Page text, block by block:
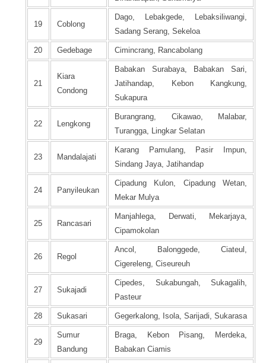
19 Coblong
Dago, Lebakgede, Lebaksiliwangi,
Sadang Serang, Sekeloa
20 Gedebage Cimincrang, Rancabolang
21
Kiara
Condong
Babakan Surabaya, Babakan Sari,
Jatihandap, Kebon Kangkung,
Sukapura
22 Lengkong
Burangrang, Cikawao, Malabar,
Turangga, Lingkar Selatan
23 Mandalajati
Karang Pamulang, Pasir Impun,
Sindang Jaya, Jatihandap
24 Panyileukan
Cipadung Kulon, Cipadung Wetan,
Mekar Mulya
25 Rancasari
Manjahlega, Derwati, Mekarjaya,
Cipamokolan
26 Regol
Ancol, Balonggede, Ciateul,
Cigereleng, Ciseureuh
27 Sukajadi
Cipedes, Sukabungah, Sukagalih,
Pasteur
28 Sukasari Gegerkalong, Isola, Sarijadi, Sukarasa
29
Sumur
Bandung
Braga, Kebon Pisang, Merdeka,
Babakan Ciamis